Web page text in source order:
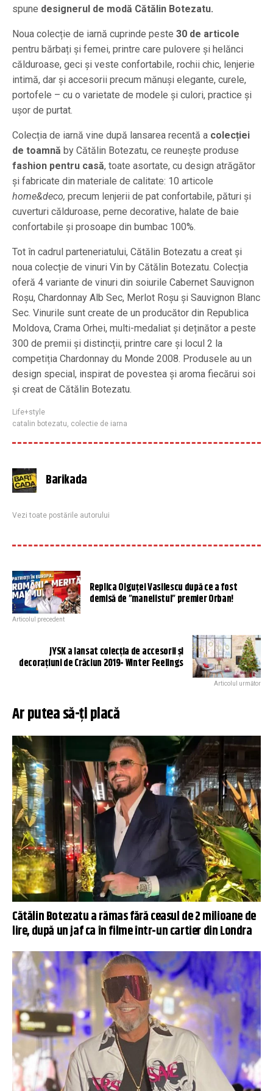
spune designerul de modă Cătălin Botezatu.
Noua colecție de iarnă cuprinde peste 30 de articole
pentru bărbați și femei, printre care pulovere și helănci
călduroase, geci și veste confortabile, rochii chic, lenjerie
intimă, dar și accesorii precum mănuși elegante, curele,
portofele – cu o varietate de modele și culori, practice și
ușor de purtat.
Colecția de iarnă vine după lansarea recentă a colecției
de toamnă by Cătălin Botezatu, ce reunește produse
fashion pentru casă, toate asortate, cu design atrăgător
și fabricate din materiale de calitate: 10 articole
home&deco, precum lenjerii de pat confortabile, pături și
cuverturi călduroase, perne decorative, halate de baie
confortabile și prosoape din bumbac 100%.
Tot în cadrul parteneriatului, Cătălin Botezatu a creat și
noua colecție de vinuri Vin by Cătălin Botezatu. Colecția
oferă 4 variante de vinuri din soiurile Cabernet Sauvignon
Roșu, Chardonnay Alb Sec, Merlot Roșu și Sauvignon Blanc
Sec. Vinurile sunt create de un producător din Republica
Moldova, Crama Orhei, multi-medaliat și deținător a peste
300 de premii și distincții, printre care și locul 2 la
competiția Chardonnay du Monde 2008. Produsele au un
design special, inspirat de povestea și aroma fiecărui soi
și creat de Cătălin Botezatu.
Life+style
catalin botezatu, colectie de iarna
Barikada
Vezi toate postările autorului
Replica Olguței Vasilescu după ce a fost
demisă de ”manelistul” premier Orban!
Articolul precedent
JYSK a lansat colecția de accesorii și
decorațiuni de Crăciun 2019- Winter Feelings
Articolul următor
Ar putea să-ți placă
Cătălin Botezatu a rămas fără ceasul de 2 milioane de
lire, după un jaf ca în filme într-un cartier din Londra